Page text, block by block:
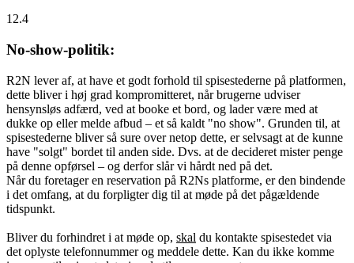
12.4
No-show-politik:
R2N lever af, at have et godt forhold til spisestederne på platformen,
dette bliver i høj grad kompromitteret, når brugerne udviser
hensynsløs adfærd, ved at booke et bord, og lader være med at
dukke op eller melde afbud – et så kaldt "no show". Grunden til, at
spisestederne bliver så sure over netop dette, er selvsagt at de kunne
have "solgt" bordet til anden side. Dvs. at de decideret mister penge
på denne opførsel – og derfor slår vi hårdt ned på det.
Når du foretager en reservation på R2Ns platforme, er den bindende
i det omfang, at du forpligter dig til at møde på det pågældende
tidspunkt.
Bliver du forhindret i at møde op, skal du kontakte spisestedet via
det oplyste telefonnummer og meddele dette. Kan du ikke komme